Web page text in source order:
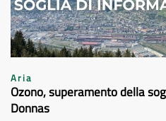
Aria
Ozono, superamento della
Donnas